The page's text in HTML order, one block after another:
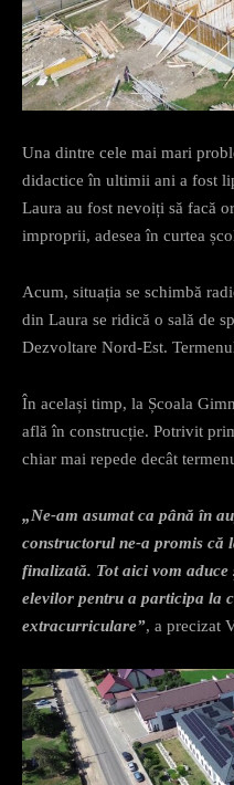
Una dintre cele mai mari
didactice în ultimii ani a fost
Laura au fost nevoiți să facă
improprii, adesea în curtea
Acum, situația se schimbă
din Laura se ridică o sală de
Dezvoltare Nord-Est.
În același timp, la Școala
află în construcție. Potrivit
chiar mai repede decât
„Ne-am asumat ca până în
constructorul ne-a promis că
finalizată. Tot aici vom
elevilor pentru a participa la
extracurriculare”, a precizat